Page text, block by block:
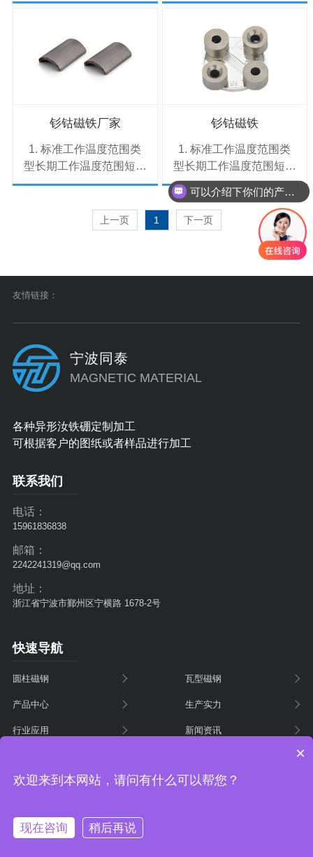
40°C ~ 350°C≤550°C说
明：SmCo5：适合常规
耐温性能更优，适用于*
航天设备）。2. 等···
250°C≤300°CSm2Co17-
40°C ~ 350°C≤550°C说
明：SmCo5：适合常规
高温环境（如工业电机、
耐温性能更优，适用于*
航天设备）。2. 等···
钐钴磁铁厂家
1. 标准工作温度范围类
型长期工作温度范围短期
耐受温度（峰值）
250°C≤300°CSm2Co17-
40°C ~ 350°C≤550°C说
耐温性能更优，适用于*
钐钴磁铁
1. 标准工作温度范围类
型长期工作温度范围短期
耐受温度（峰值）
SmCo5-40°C ~
250°C≤300°CSm2Co17-
40°C ~ 350°C≤550°C说
明：SmCo5：适合常规
上一页 1 下一页
友情链接：
宁波同泰
MAGNETIC MATERIAL
各种异形汝铁硼定制加工
可根据客户的图纸或者样品进行加工
联系我们
电话：
15961836838
邮箱：
2242241319@qq.com
地址：
浙江省宁波市鄞州区宁横路 1678-2号
快速导航
圆柱磁钢 瓦型磁钢
产品中心 生产实力
行业应用 新闻资讯
2025157378号
可以介绍下你们的产品么
×
欢迎来到本网站，请问有什么可以帮您？
现在咨询 稍后再说